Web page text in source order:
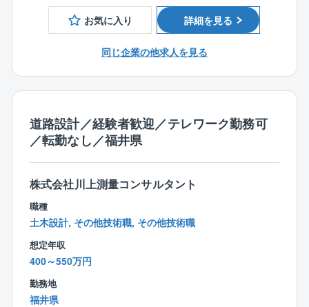
【部署の人数構成、年齢構成】
名、50代2名、60代1名
ン層どなたでも馴染みやすい環境です。
き入れていただきやすいです。
【魅力ポイント】
■残業時間少ない（月平均10h程度）
■転勤なし
■風通しが良いため離職率も非常に低いです。
※現在40代の方は新卒からのご入社です。
直近5年間での退職者1名（寿退社）
■福利厚生が充実しております。
健康診断や予防接種、歯科健診は会社負担で受ける
ことができます。
■15分単位で有給取得可能（入社後6カ月で10日付与）
お気に入り 詳細を見る
同じ企業の他求人を見る
道路設計／経験者歓迎／テレワーク勤務可
／転勤なし／福井県
株式会社川上測量コンサルタント
職種
土木設計, その他技術職, その他技術職
想定年収
400～550万円
勤務地
福井県